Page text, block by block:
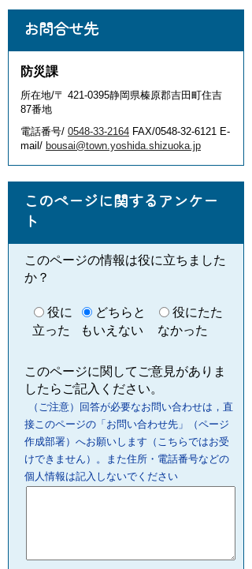
お問合せ先
防災課
所在地/〒 421-0395静岡県榛原郡吉田町住吉
87番地
電話番号/ 0548-33-2164 FAX/0548-32-6121 E-
mail/ bousai@town.yoshida.shizuoka.jp
このページに関するアンケー
ト
このページの情報は役に立ちました
か？
役に
立った
どちらと
もいえない
役にたた
なかった
このページに関してご意見がありま
したらご記入ください。
（ご注意）回答が必要なお問い合わせは，直
接このページの「お問い合わせ先」（ページ
作成部署）へお願いします（こちらではお受
けできません）。また住所・電話番号などの
個人情報は記入しないでください